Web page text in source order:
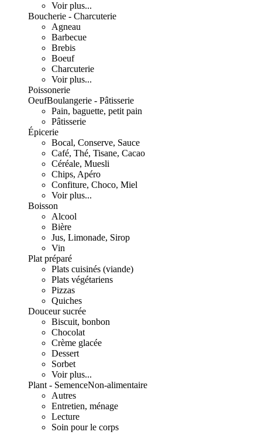
Voir plus...
Boucherie - Charcuterie
Agneau
Barbecue
Brebis
Boeuf
Charcuterie
Voir plus...
Poissonerie
OeufBoulangerie - Pâtisserie
Pain, baguette, petit pain
Pâtisserie
Épicerie
Bocal, Conserve, Sauce
Café, Thé, Tisane, Cacao
Céréale, Muesli
Chips, Apéro
Confiture, Choco, Miel
Voir plus...
Boisson
Alcool
Bière
Jus, Limonade, Sirop
Vin
Plat préparé
Plats cuisinés (viande)
Plats végétariens
Pizzas
Quiches
Douceur sucrée
Biscuit, bonbon
Chocolat
Crème glacée
Dessert
Sorbet
Voir plus...
Plant - SemenceNon-alimentaire
Autres
Entretien, ménage
Lecture
Soin pour le corps